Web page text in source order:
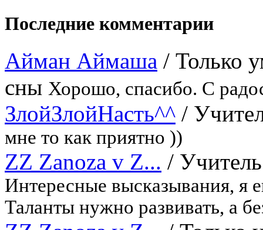
Последние комментарии
Айман Аймаша / Только
сны Хорошо, спасибо. С
ЗлойЗлойНасть^^ /
мне то как приятно ))
ZZ Zanoza v Z... /
Интересные высказывания, я
Таланты нужно развивать, а